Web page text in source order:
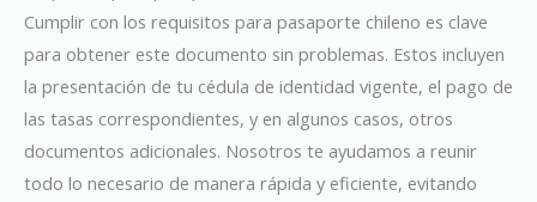
Cumplir con los requisitos para pasaporte chileno es clave
para obtener este documento sin problemas. Estos incluyen
la presentación de tu cédula de identidad vigente, el pago de
las tasas correspondientes, y en algunos casos, otros
documentos adicionales. Nosotros te ayudamos a reunir
todo lo necesario de manera rápida y eficiente, evitando